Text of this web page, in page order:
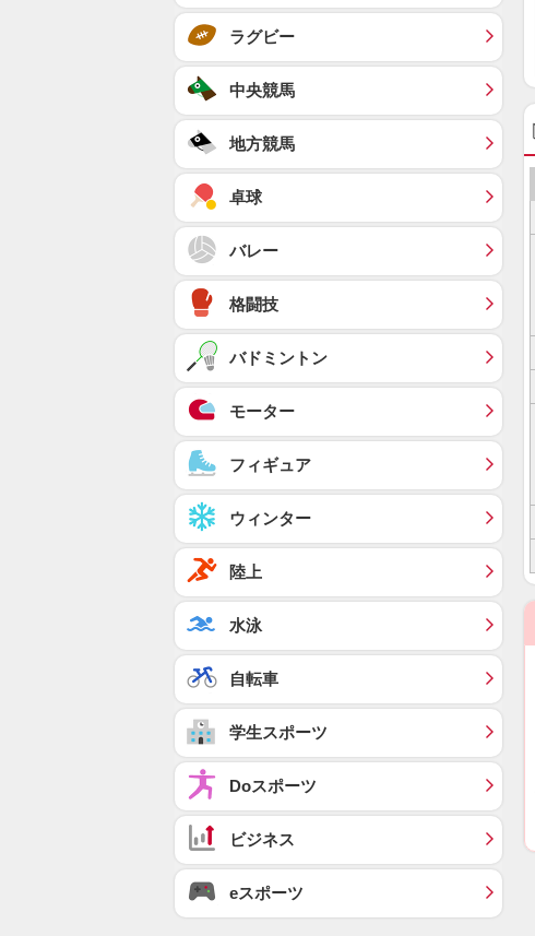
ラグビー
中央競馬
地方競馬
卓球
バレー
格闘技
バドミントン
モーター
フィギュア
ウィンター
陸上
水泳
自転車
学生スポーツ
Doスポーツ
ビジネス
eスポーツ